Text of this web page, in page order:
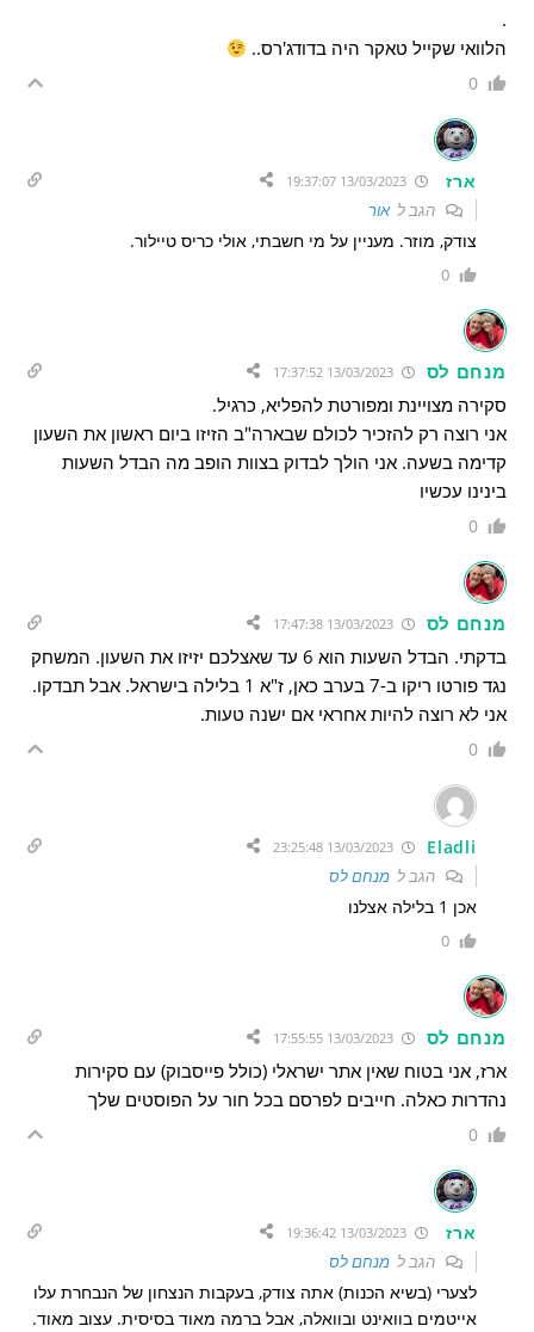
.
הלוואי שקייל טאקר היה בדודג'רס..
0
ארז
הגב לאור
צודק, מוזר. מעניין על מי חשבתי, אולי כריס טיילור.
0
מנחם לס 13/03/2023 17:37:52
סקירה מצויינת ומפורטת להפליא, כרגיל.
אני רוצה רק להזכיר לכולם שבארה"ב הזיזו ביום ראשון את השעון
קדימה בשעה. אני הולך לבדוק בצוות הופב מה הבדל השעות
בינינו עכשיו
0
מנחם לס 13/03/2023 17:47:38
בדקתי. הבדל השעות הוא 6 עד שאצלכם יזיזו את השעון. המשחק
נגד פורטו ריקו ב-7 בערב כאן, ז"א 1 בלילה בישראל. אבל תבדקו.
אני לא רוצה להיות אחראי אם ישנה טעות.
0
Eladli
הגב למנחם לס
אכן 1 בלילה אצלנו
0
מנחם לס 13/03/2023 17:55:55
ארז, אני בטוח שאין אתר ישראלי (כולל פייסבוק) עם סקירות
נהדרות כאלה. חייבים לפרסם בכל חור על הפוסטים שלך
0
ארז
הגב למנחם לס
לצערי (בשיא הכנות) אתה צודק, בעקבות הנצחון של הנבחרת עלו
אייטמים בוואינט ובוואלה, אבל ברמה מאוד בסיסית. עצוב מאוד.